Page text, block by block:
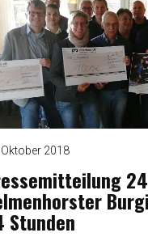
Oktober 2018
Stunden